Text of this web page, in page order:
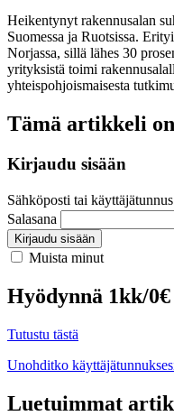
Heikentynyt rakennusalan
Suomessa ja Ruotsissa.
Norjassa, sillä lähes 30
yrityksistä toimi
yhteispohjoismaisesta
Tämä artikkeli
Kirjaudu sisään
Sähköposti tai käyttäjätunnus
Salasana
Kirjaudu sisään
Muista minut
Hyödynnä 1kk/
Tutustu tästä
Unohditko
Luetuimmat